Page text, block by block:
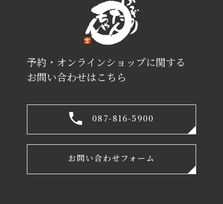
予約・オンラインショップに関する
お問い合わせはこちら
087-816-5900
お問い合わせフォーム